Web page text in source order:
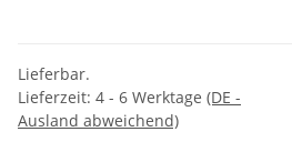
Lieferbar.
Lieferzeit: 4 - 6 Werktage (DE -
Ausland abweichend)